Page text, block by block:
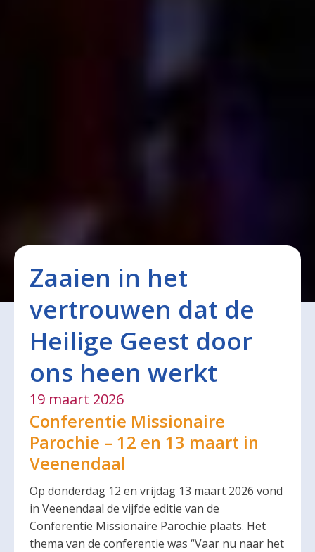
Zaaien in het
vertrouwen dat de
Heilige Geest door
ons heen werkt
19 maart 2026
Conferentie Missionaire
Parochie – 12 en 13 maart in
Veenendaal
Op donderdag 12 en vrijdag 13 maart 2026 vond
in Veenendaal de vijfde editie van de
Conferentie Missionaire Parochie plaats. Het
thema van de conferentie was “Vaar nu naar het